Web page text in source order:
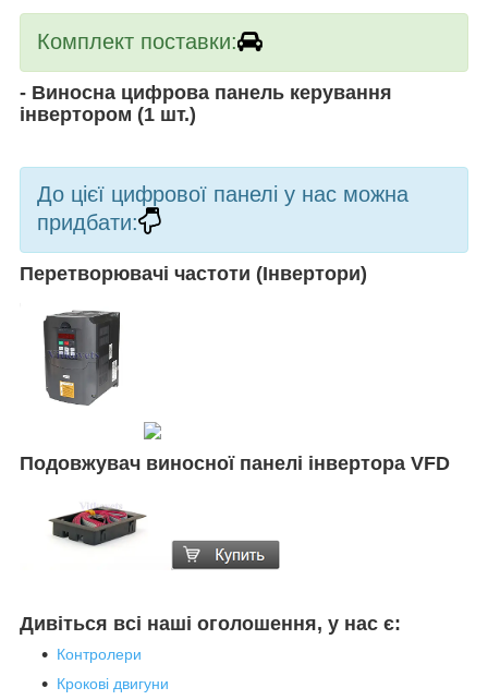
Комплект поставки:
- Виносна цифрова панель керування
інвертором (1 шт.)
До цієї цифрової панелі у нас можна
придбати:
Перетворювачі частоти (Інвертори)
Подовжувач виносної панелі інвертора VFD
Дивіться всі наші оголошення, у нас є:
Контролери
Крокові двигуни